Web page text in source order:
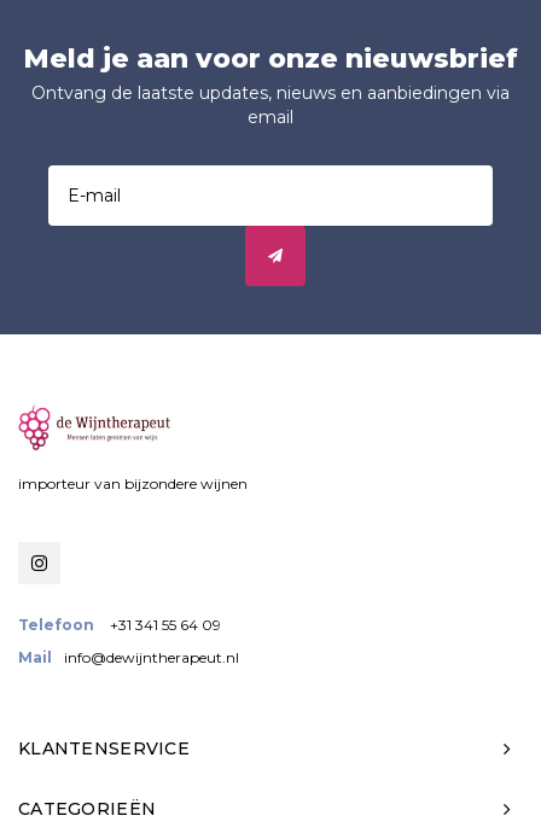
Meld je aan voor onze nieuwsbrief
Ontvang de laatste updates, nieuws en aanbiedingen via
email
importeur van bijzondere wijnen
Telefoon
+31 341 55 64 09
Mail
info@dewijntherapeut.nl
KLANTENSERVICE
CATEGORIEËN